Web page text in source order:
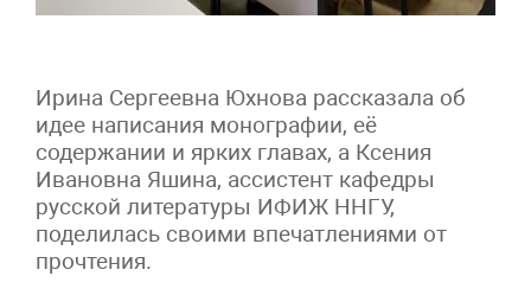
Ирина Сергеевна Юхнова рассказала об
идее написания монографии, её
содержании и ярких главах, а Ксения
Ивановна Яшина, ассистент кафедры
русской литературы ИФИЖ ННГУ,
поделилась своими впечатлениями от
прочтения.